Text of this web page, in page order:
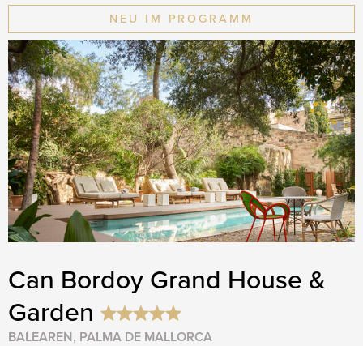
NEU IM PROGRAMM
Can Bordoy Grand House &
Garden
BALEAREN, PALMA DE MALLORCA